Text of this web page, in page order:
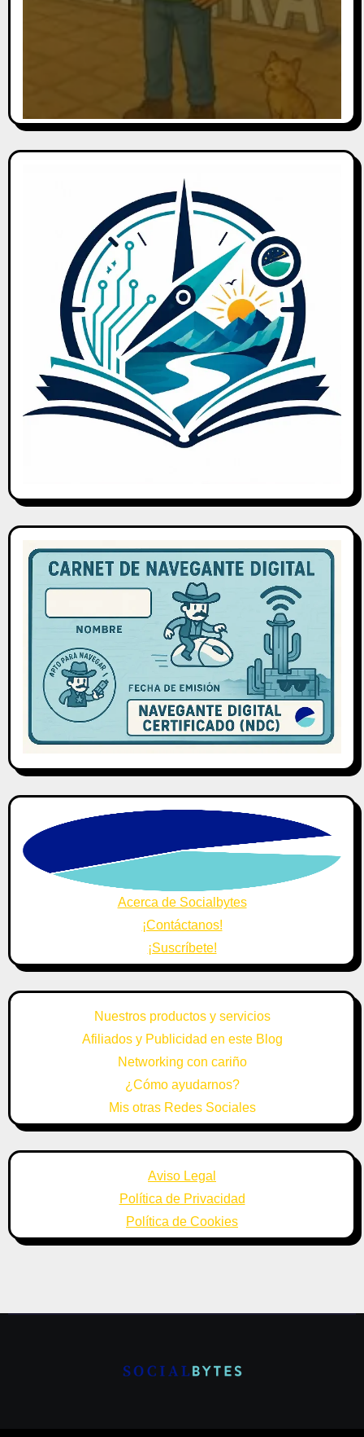
Acerca de Socialbytes
¡Contáctanos!
¡Suscríbete!
Nuestros productos y servicios
Afiliados y Publicidad en este Blog
Networking con cariño
¿Cómo ayudarnos?
Mis otras Redes Sociales
Aviso Legal
Política de Privacidad
Política de Cookies